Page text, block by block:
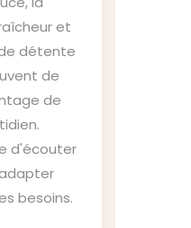
et
détente
de
de
d'écouter
besoins.